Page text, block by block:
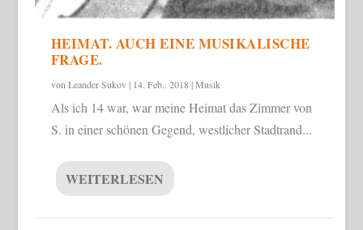
HEIMAT. AUCH EINE MUSIKALISCHE
FRAGE.
vonLeander Sukov| 14. Feb.. 2018|Musik
Als ich 14 war, war meine Heimat das Zimmer von
S. in einer schönen Gegend, westlicher Stadtrand...
WEITERLESEN